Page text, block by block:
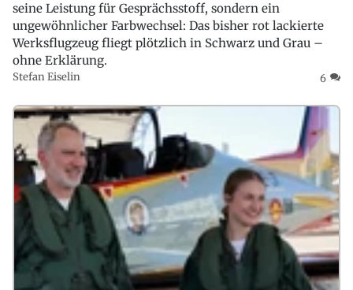
seine Leistung für Gesprächsstoff, sondern ein
ungewöhnlicher Farbwechsel: Das bisher rot lackierte
Werksflugzeug fliegt plötzlich in Schwarz und Grau –
ohne Erklärung.
Stefan Eiselin 6